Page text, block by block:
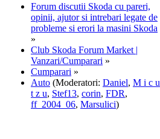
Forum discutii Skoda cu pareri,
opinii, ajutor si intrebari legate de
probleme si erori la masini Skoda
»
Club Skoda Forum Market |
Vanzari/Cumparari »
Cumparari »
Auto (Moderatori: Daniel, M i c u
t z u, Stef13, corin, FDR,
ff_2004_06, Marsulici)